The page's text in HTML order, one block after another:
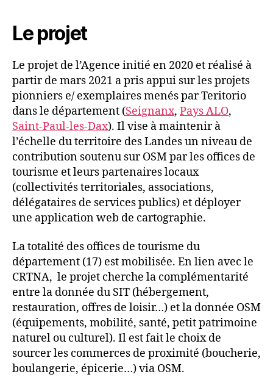
Le projet
Le projet de l’Agence initié en 2020 et réalisé à
partir de mars 2021 a pris appui sur les projets
pionniers e/ exemplaires menés par Teritorio
dans le département (Seignanx, Pays ALO,
Saint-Paul-les-Dax). Il vise à maintenir à
l’échelle du territoire des Landes un niveau de
contribution soutenu sur OSM par les offices de
tourisme et leurs partenaires locaux
(collectivités territoriales, associations,
délégataires de services publics) et déployer
une application web de cartographie.
La totalité des offices de tourisme du
département (17) est mobilisée. En lien avec le
CRTNA, le projet cherche la complémentarité
entre la donnée du SIT (hébergement,
restauration, offres de loisir…) et la donnée OSM
(équipements, mobilité, santé, petit patrimoine
naturel ou culturel). Il est fait le choix de
sourcer les commerces de proximité (boucherie,
boulangerie, épicerie…) via OSM.